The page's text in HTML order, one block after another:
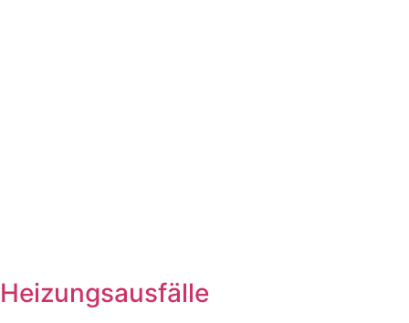
Heizungsausfälle